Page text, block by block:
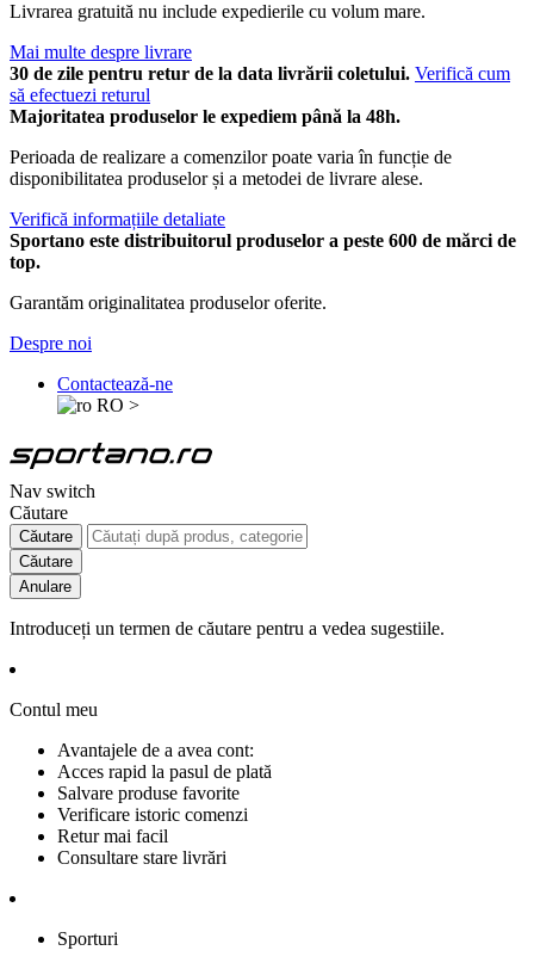
Livrarea gratuită nu include expedierile cu volum mare.
Mai multe despre livrare
30 de zile pentru retur de la data livrării coletului. Verifică cum
să efectuezi returul
Majoritatea produselor le expediem până la 48h.
Perioada de realizare a comenzilor poate varia în funcție de
disponibilitatea produselor și a metodei de livrare alese.
Verifică informațiile detaliate
Sportano este distribuitorul produselor a peste 600 de mărci de
top.
Garantăm originalitatea produselor oferite.
Despre noi
Contactează-ne
RO >
Nav switch
Căutare
Căutare
Căutare
Anulare
Introduceți un termen de căutare pentru a vedea sugestiile.
Contul meu
Avantajele de a avea cont:
Acces rapid la pasul de plată
Salvare produse favorite
Verificare istoric comenzi
Retur mai facil
Consultare stare livrări
Sporturi